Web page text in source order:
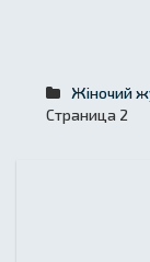
Жіночий
Страница 2